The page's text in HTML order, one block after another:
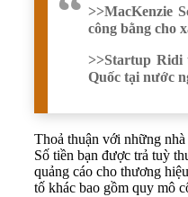
>>MacKenzie
công bằng cho
>>Startup Ridi
Quốc tại nước
Thoả thuận với những
Số tiền bạn được trả tuỳ
quảng cáo cho thương
tố khác bao gồm quy mô